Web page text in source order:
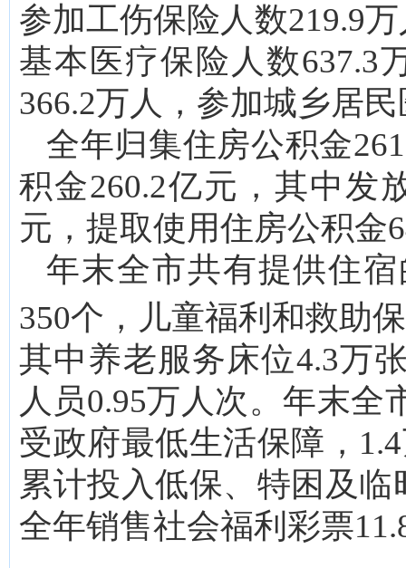
参加工伤保险人数219.9
基本医疗保险人数637.3
366.2万人，参加城乡居
全年归集住房公积金
积金260.2亿元，其中发
元，提取使用住房公积金
年末全市共有提供住
350个，儿童福利和救助
其中养老服务床位4.3万
人员0.95万人次。年末全
受政府最低生活保障，
累计投入低保、特困及
全年销售社会福利彩票